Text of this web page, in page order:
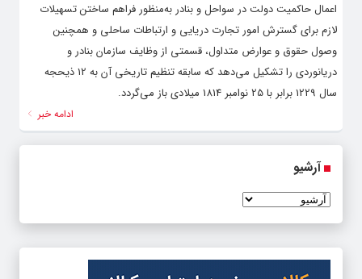
اعمال حاکمیت دولت در سواحل و بنادر به‌منظور فراهم ساختن تسهیلات
لازم برای گسترش امور تجارت دریایى و ارتباطات ساحلى و همچنین
وصول حقوق و عوارض متداول، قسمتى از وظایف سازمان بنادر و
دریانوردی را تشکیل می‌دهد که سابقه تنظیم تاریخى آن به 12 ذیحجه
سال 1229 برابر با 25 نوامبر 1814 میلادى باز می‌گردد.
ادامه خبر
آرشیو